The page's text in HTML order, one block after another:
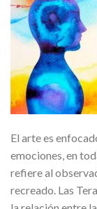
El arte es
emociones, en
refiere al
recreado. Las